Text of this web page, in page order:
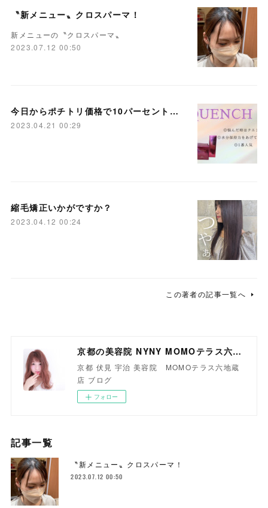
〝新メニュー〟クロスパーマ！
新メニューの〝クロスパーマ〟
2023.07.12 00:50
今日からポチトリ価格で10パーセントおふ！
2023.04.21 00:29
縮毛矯正いかがですか？
2023.04.12 00:24
この著者の記事一覧へ
京都の美容院 NYNY MOMOテラス六地蔵店
京都 伏見 宇治 美容院 MOMOテラス六地蔵
店 ブログ
フォロー
記事一覧
〝新メニュー〟クロスパーマ！
2023.07.12 00:50